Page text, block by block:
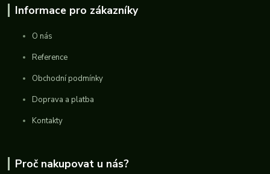
Informace pro zákazníky
O nás
Reference
Obchodní podmínky
Doprava a platba
Kontakty
Proč nakupovat u nás?